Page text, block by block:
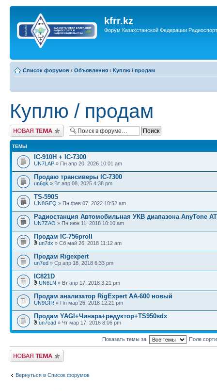
kfrr.kz
Форум Казахстанской Федерации
Список форумов ‹ Объявления ‹ Куплю / продам
Куплю / продам
Новая тема
ТЕМЫ
IC-910H + IC-7300
UN7LAP » Пн апр 20, 2026 10:01 am
Продаю трансиверы IC-7300
un6gk » Вт апр 08, 2025 4:38 pm
TS-590S
UN8GEQ » Пн фев 07, 2022 10:52 am
Радиостанция Автомобильная УКВ диапазона AnyTone
UN7ZAO » Пн июн 11, 2018 10:10 am
Продам IC-756proII
un7dx » Сб май 26, 2018 11:12 am
Продам Rigexpert
un7ed » Ср апр 18, 2018 6:33 pm
IC821D
UN6LN » Вт апр 17, 2018 3:21 pm
Продам анализатор RigExpert AA-600 новый
UN9GIR » Пн мар 26, 2018 12:21 pm
Продам YAGI+Чинара+редуктор+TS950sdx
un7cad » Чт мар 17, 2016 8:06 pm
Показать темы за: Поле
Новая тема
Вернуться в Список форумов